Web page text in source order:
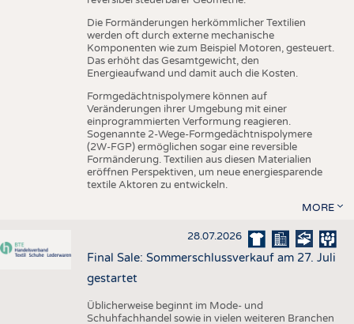
Die Formänderungen herkömmlicher Textilien
werden oft durch externe mechanische
Komponenten wie zum Beispiel Motoren, gesteuert.
Das erhöht das Gesamtgewicht, den
Energieaufwand und damit auch die Kosten.
Formgedächtnispolymere können auf
Veränderungen ihrer Umgebung mit einer
einprogrammierten Verformung reagieren.
Sogenannte 2-Wege-Formgedächtnispolymere
(2W-FGP) ermöglichen sogar eine reversible
Formänderung. Textilien aus diesen Materialien
eröffnen Perspektiven, um neue energiesparende
textile Aktoren zu entwickeln.
MORE
28.07.2026
Final Sale: Sommerschlussverkauf am 27. Juli
gestartet
Üblicherweise beginnt im Mode- und
Schuhfachhandel sowie in vielen weiteren Branchen